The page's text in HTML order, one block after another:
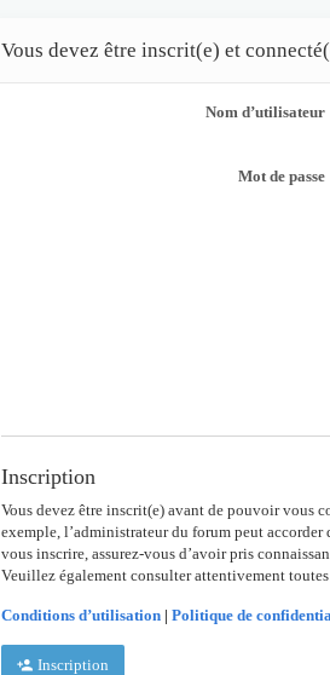
Vous devez être inscrit(e) et
Nom d’utilisateur
Mot de passe
Inscription
Vous devez être inscrit(e) avant de pouvoir vous
exemple, l’administrateur du forum peut
vous inscrire, assurez-vous d’avoir pris
Veuillez également consulter attentivement
Conditions d’utilisation | Politique de
Inscription